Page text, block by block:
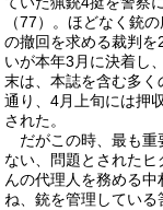
（77）。ほどなく銃
の撤回を求める裁判
いが本年3月に決着し
末は、本誌を含む多
通り、4月上旬には押
された。
だがこの時、最も重
ない、問題とされた
んの代理人を務める
ね、銃を管理してい